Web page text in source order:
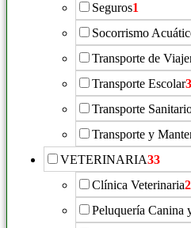
Seguros1
Socorrismo
Transporte de
Transporte Escolar3
Transporte
Transporte y
VETERINARIA33
Clínica Veterinaria
Peluquería Canina